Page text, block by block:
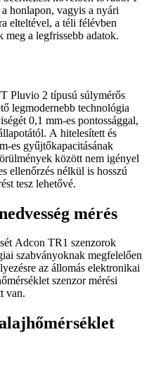
honlapon, vagyis a nyári
elteltével, a téli félévben
meg a legfrissebb adatok.
Pluvio 2 típusú súlymérős
legmodernebb technológia
0,1 mm-es pontossággal,
A hitelesített és
es gyűjtőkapacitásának
között nem igényel
ellenőrzés nélkül is hosszú
tesz lehetővé.
mérés
Adcon TR1 szenzorok
szabványoknak megfelelően
az állomás elektronikai
szenzor mérési
van.